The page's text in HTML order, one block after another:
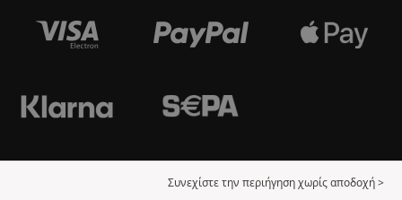
Συνεχίστε την περιήγηση χωρίς αποδοχή >